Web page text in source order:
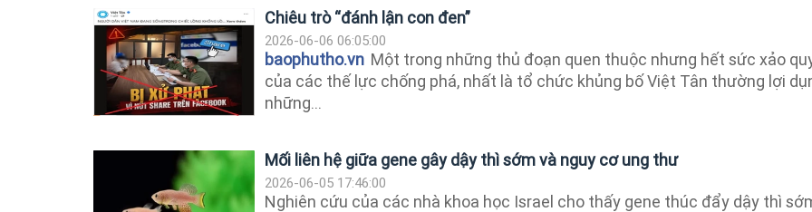
Chiêu trò “đánh lận con đen”
2026-06-06 06:05:00
baophutho.vn Một trong những thủ đoạn quen thuộc nhưng hết sức xảo
của các thế lực chống phá, nhất là tổ chức khủng bố Việt Tân thường lợi
những...
Mối liên hệ giữa gene gây dậy thì sớm và nguy cơ ung thư
2026-06-05 17:46:00
Nghiên cứu của các nhà khoa học Israel cho thấy gene thúc đẩy dậy thì